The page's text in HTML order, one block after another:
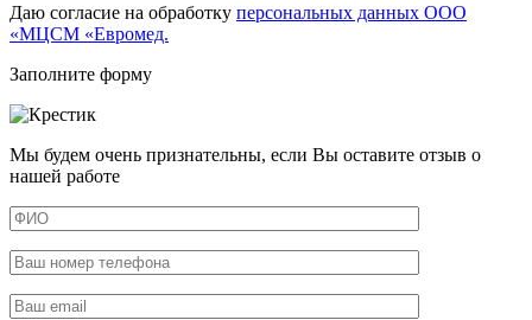
Даю согласие на обработку персональных данных ООО
«МЦСМ «Евромед.
Заполните форму
Мы будем очень признательны, если Вы оставите отзыв о
нашей работе